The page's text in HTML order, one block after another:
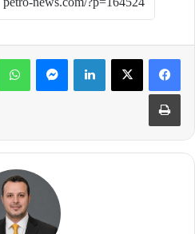
لينكدإن ماسنجر
طباعة